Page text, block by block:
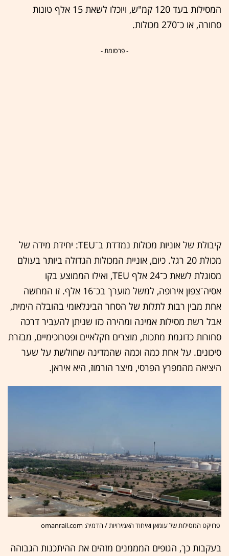
המסילות בעד 120 קמ"ש, ויוכלו לשאת 15 אלף טונות
סחורה, או כ־270 מכולות.
- פרסומת -
קיבולת של אוניות מכולות נמדדת ב־TEU: יחידת מידה של
מכולת 20 רגל. כיום, אוניית המכולות הגדולה ביותר בעולם
מסוגלת לשאת כ־24 אלף TEU, ואילו הממוצע בקו
אסיה־צפון אירופה, למשל מוערך בכ־16 אלף. זו המחשה
אחת מבין רבות לתלות של הסחר הבינלאומי בהובלה הימית,
אבל רשת מסילות אמינה ומהירה כזו שניתן להעביר דרכה
סחורות כדוגמת מתכות, מוצרים חקלאיים ופטרוכימיים, מבזרת
סיכונים. על אחת כמה וכמה שהמדינה שחולשת על שער
היציאה מהמפרץ הפרסי, מיצר הורמוז, היא איראן.
פרויקט המסילות של עומאן ואיחוד האמירויות / הדמיה: omanrail.com
בעקבות כך, הגופים המממנים מזהים את ההיתכנות הגבוהה